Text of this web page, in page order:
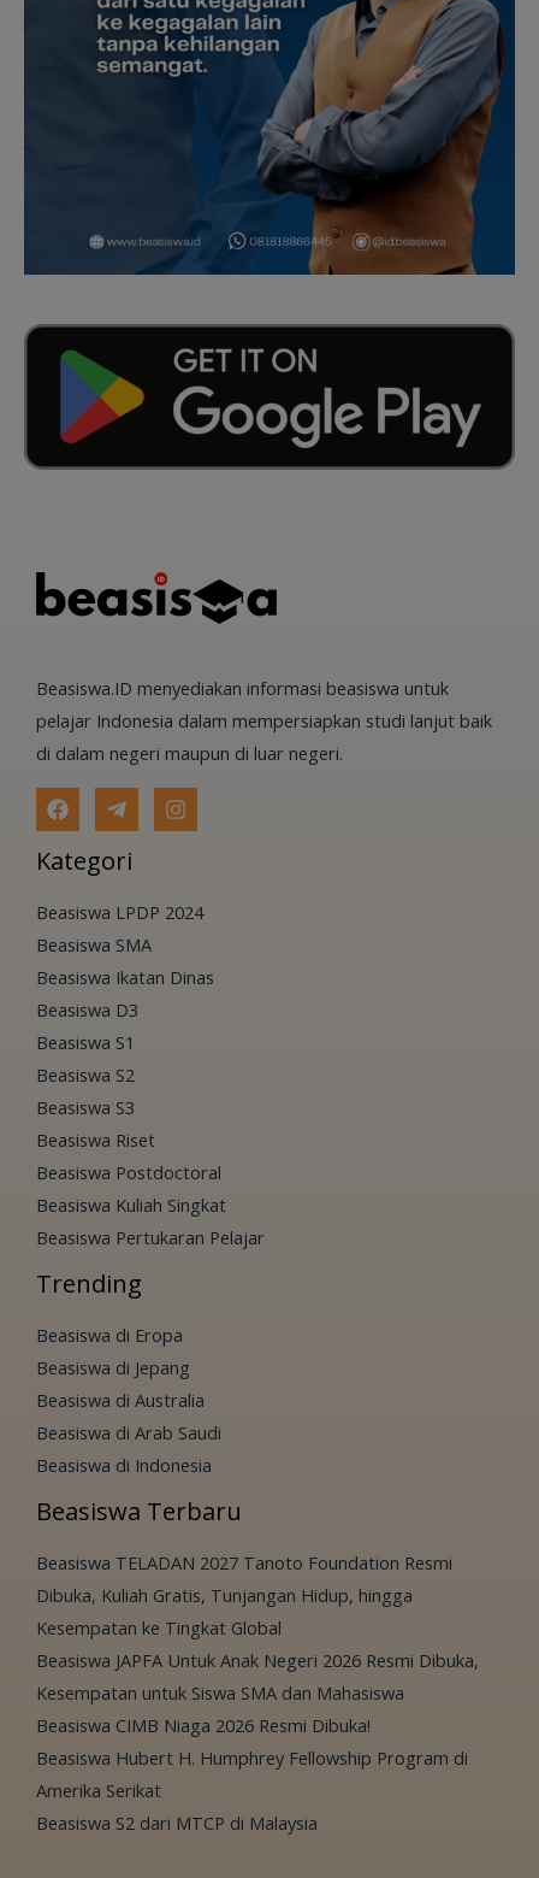
Beasiswa.ID menyediakan informasi beasiswa untuk
pelajar Indonesia dalam mempersiapkan studi lanjut baik
di dalam negeri maupun di luar negeri.
Kategori
Beasiswa LPDP 2024
Beasiswa SMA
Beasiswa Ikatan Dinas
Beasiswa D3
Beasiswa S1
Beasiswa S2
Beasiswa S3
Beasiswa Riset
Beasiswa Postdoctoral
Beasiswa Kuliah Singkat
Beasiswa Pertukaran Pelajar
Trending
Beasiswa di Eropa
Beasiswa di Jepang
Beasiswa di Australia
Beasiswa di Arab Saudi
Beasiswa di Indonesia
Beasiswa Terbaru
Beasiswa TELADAN 2027 Tanoto Foundation Resmi
Dibuka, Kuliah Gratis, Tunjangan Hidup, hingga
Kesempatan ke Tingkat Global
Beasiswa JAPFA Untuk Anak Negeri 2026 Resmi Dibuka,
Kesempatan untuk Siswa SMA dan Mahasiswa
Beasiswa CIMB Niaga 2026 Resmi Dibuka!
Beasiswa Hubert H. Humphrey Fellowship Program di
Amerika Serikat
Beasiswa S2 dari MTCP di Malaysia